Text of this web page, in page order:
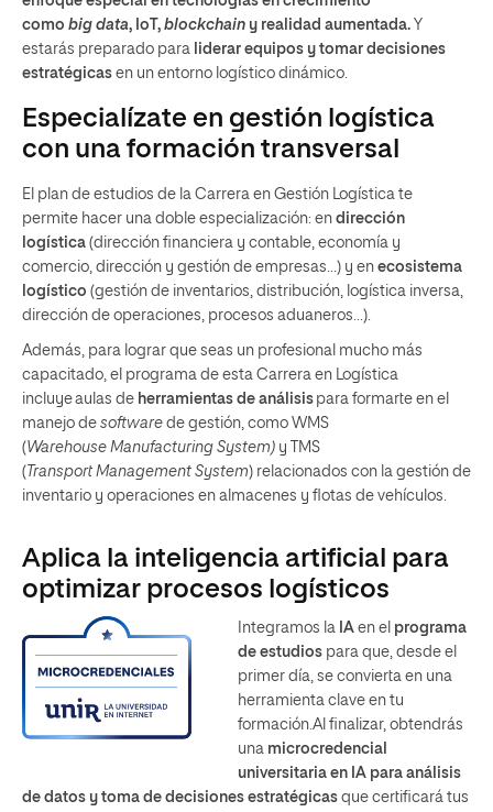
como big data, IoT, blockchain y realidad aumentada. Y
estarás preparado para liderar equipos y tomar decisiones
estratégicas en un entorno logístico dinámico.
Especialízate en gestión logística
con una formación transversal
El plan de estudios de la Carrera en Gestión Logística te
permite hacer una doble especialización: en dirección
logística (dirección financiera y contable, economía y
comercio, dirección y gestión de empresas…) y en ecosistema
logístico (gestión de inventarios, distribución, logística inversa,
dirección de operaciones, procesos aduaneros…).
Además, para lograr que seas un profesional mucho más
capacitado, el programa de esta Carrera en Logística
incluye aulas de herramientas de análisis para formarte en el
manejo de software de gestión, como WMS
(Warehouse Manufacturing System) y TMS
( Transport Management System) relacionados con la gestión de
inventario y operaciones en almacenes y flotas de vehículos.
Aplica la inteligencia artificial para
optimizar procesos logísticos
Integramos la IA en el programa
de estudios para que, desde el
primer día, se convierta en una
herramienta clave en tu
formación.Al finalizar, obtendrás
una microcredencial
universitaria en IA para análisis
de datos y toma de decisiones estratégicas que certificará tus